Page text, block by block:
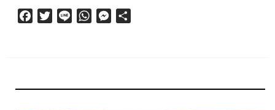
FacebookTwitter
Line WhatsAppMessenger